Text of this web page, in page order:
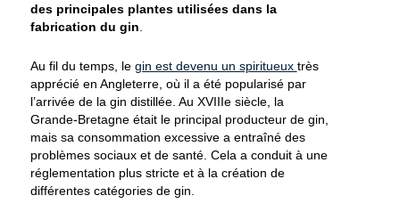
des principales plantes utilisées dans la
fabrication du gin
Au fil du temps, le gin est devenu un spiritueux très
apprécié en Angleterre, où il a été popularisé par
l’arrivée de la gin distillée. Au XVIIIe siècle, la
Grande-Bretagne était le principal producteur de gin,
mais sa consommation excessive a entraîné des
problèmes sociaux et de santé. Cela a conduit à une
réglementation plus stricte et à la création de
différentes catégories de gin.